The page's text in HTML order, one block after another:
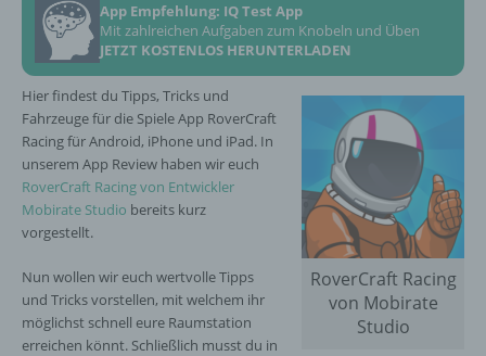
App Empfehlung: IQ Test App
Mit zahlreichen Aufgaben zum Knobeln und Üben
JETZT KOSTENLOS HERUNTERLADEN
RoverCraft Racing
von Mobirate
Studio
Hier findest du Tipps, Tricks und
Fahrzeuge für die Spiele App RoverCraft
Racing für Android, iPhone und iPad. In
unserem App Review haben wir euch
RoverCraft Racing von Entwickler
Mobirate Studio bereits kurz
vorgestellt.
Nun wollen wir euch wertvolle Tipps
und Tricks vorstellen, mit welchem ihr
möglichst schnell eure Raumstation
erreichen könnt. Schließlich musst du in